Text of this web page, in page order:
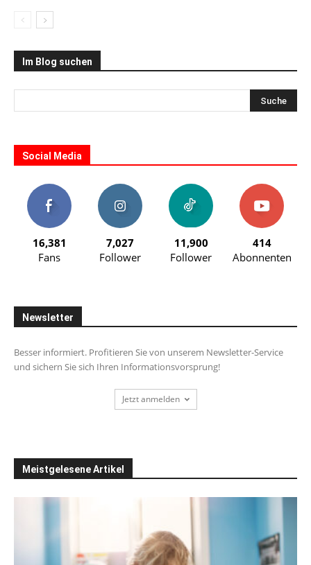
Im Blog suchen
Social Media
16,381
Fans
7,027
Follower
11,900
Follower
414
Abonnenten
Newsletter
Besser informiert. Profitieren Sie von unserem Newsletter-Service
und sichern Sie sich Ihren Informationsvorsprung!
Jetzt anmelden
Meistgelesene Artikel